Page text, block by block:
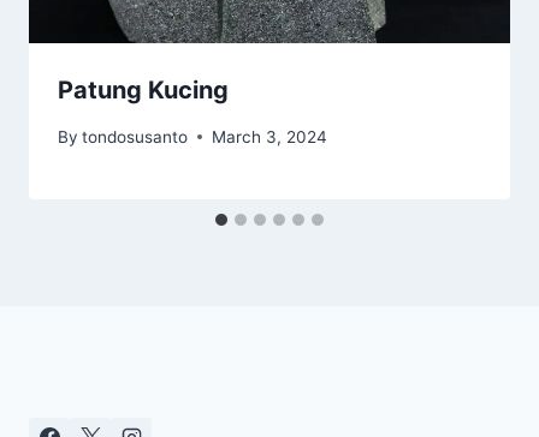
Patung Kucing
By tondosusanto March 3, 2024